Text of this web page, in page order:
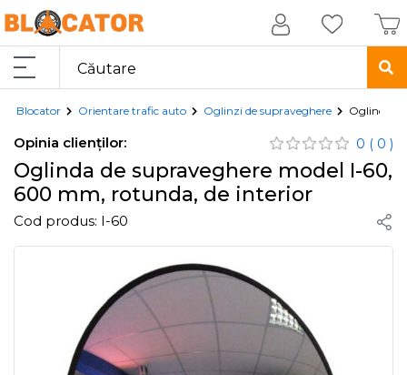
Blocator Orientare trafic auto Oglinzi de supraveghere Oglinda
Opinia clienților: 0 ( 0 )
Oglinda de supraveghere model I-60,
600 mm, rotunda, de interior
Cod produs: I-60